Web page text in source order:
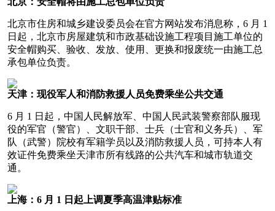
北京市住房和城乡建设委员会在官方网站发布消息称，6 月 1
日起，北京市房屋建筑和市政基础设施工程项目施工单位的
安全帽购买、验收、发放、使用、更换和报废统一由施工总
承包单位负责。
天津：现役军人和消防救援人员免费乘坐公共交通
6 月 1 日起，中国人民解放军、中国人民武装警察部队服现
役的军官（警官）、文职干部、士兵（士官和义务兵）、军
队（武警）院校有军籍学员以及消防救援人员，可持本人有
效证件免费乘坐天津市所有线路的公共汽车和城市轨道交
通。
上海：6 月 1 日起上调夏季高温津贴标准